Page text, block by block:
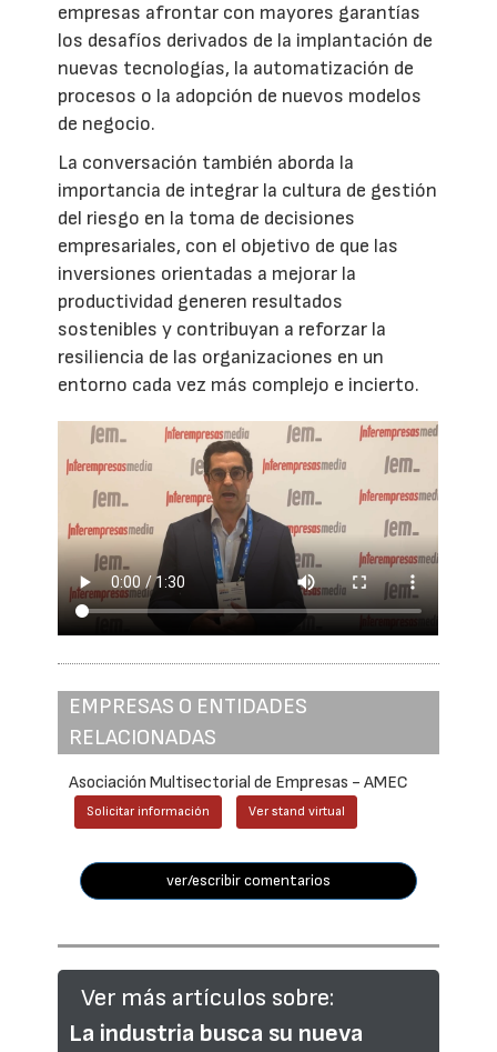
empresas afrontar con mayores garantías
los desafíos derivados de la implantación de
nuevas tecnologías, la automatización de
procesos o la adopción de nuevos modelos
de negocio.
La conversación también aborda la
importancia de integrar la cultura de gestión
del riesgo en la toma de decisiones
empresariales, con el objetivo de que las
inversiones orientadas a mejorar la
productividad generen resultados
sostenibles y contribuyan a reforzar la
resiliencia de las organizaciones en un
entorno cada vez más complejo e incierto.
EMPRESAS O ENTIDADES
RELACIONADAS
Asociación Multisectorial de Empresas - AMEC
Solicitar información Ver stand virtual
ver/escribir comentarios
Ver más artículos sobre:
La industria busca su nueva